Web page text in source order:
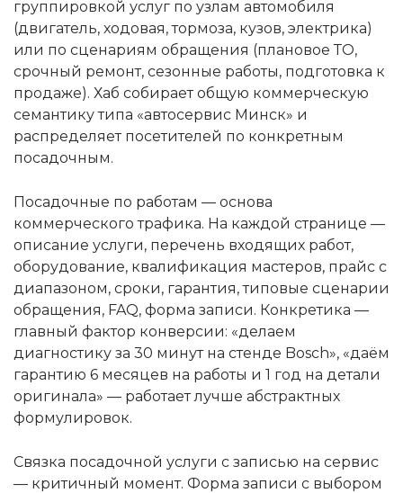
группировкой услуг по узлам автомобиля
(двигатель, ходовая, тормоза, кузов, электрика)
или по сценариям обращения (плановое ТО,
срочный ремонт, сезонные работы, подготовка к
продаже). Хаб собирает общую коммерческую
семантику типа «автосервис Минск» и
распределяет посетителей по конкретным
посадочным.
Посадочные по работам — основа
коммерческого трафика. На каждой странице —
описание услуги, перечень входящих работ,
оборудование, квалификация мастеров, прайс с
диапазоном, сроки, гарантия, типовые сценарии
обращения, FAQ, форма записи. Конкретика —
главный фактор конверсии: «делаем
диагностику за 30 минут на стенде Bosch», «даём
гарантию 6 месяцев на работы и 1 год на детали
оригинала» — работает лучше абстрактных
формулировок.
Связка посадочной услуги с записью на сервис
— критичный момент. Форма записи с выбором